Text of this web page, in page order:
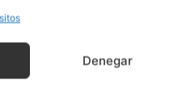
Denegar
en los seres vivos